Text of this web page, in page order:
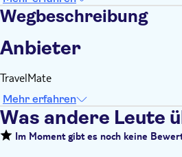
Wegbeschreibung
Anbieter
TravelMate
Mehr erfahren
Was andere Leute
Im Moment gibt es noch keine